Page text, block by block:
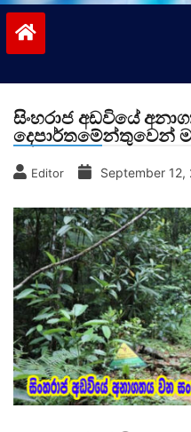
සිංහරාජ අඩවියේ
දෙපාර්තමේන්තුවෙන්
Editor September 12,